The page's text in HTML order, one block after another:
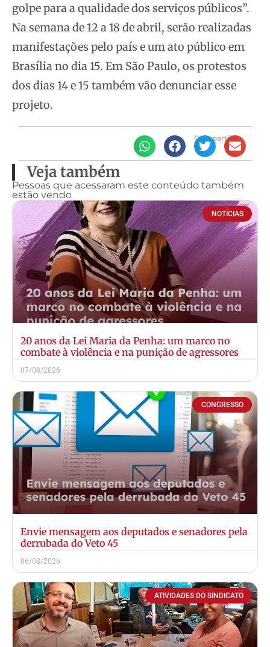
golpe para a qualidade dos serviços públicos”.
Na semana de 12 a 18 de abril, serão realizadas
manifestações pelo país e um ato público em
Brasília no dia 15. Em São Paulo, os protestos
dos dias 14 e 15 também vão denunciar esse
projeto.
Compartilhe
Veja também
Pessoas que acessaram este conteúdo também
estão vendo
NOTÍCIAS
20 anos da Lei Maria da Penha: um marco no
combate à violência e na punição de agressores
07/08/2026
CONGRESSO
Envie mensagem aos deputados e senadores pela
derrubada do Veto 45
06/08/2026
ATIVIDADES DO SINDICATO